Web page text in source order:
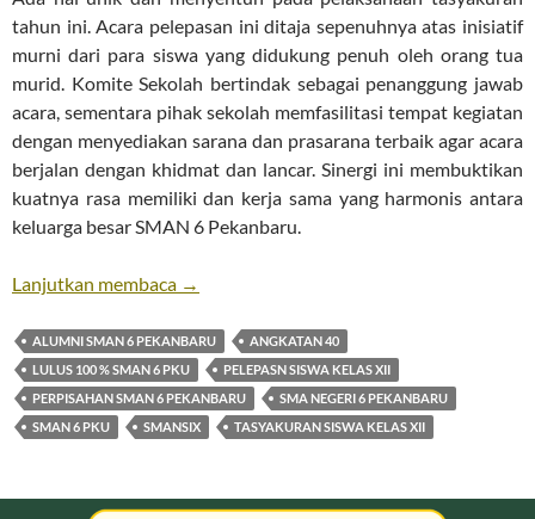
tahun ini. Acara pelepasan ini ditaja sepenuhnya atas inisiatif
murni dari para siswa yang didukung penuh oleh orang tua
murid. Komite Sekolah bertindak sebagai penanggung jawab
acara, sementara pihak sekolah memfasilitasi tempat kegiatan
dengan menyediakan sarana dan prasarana terbaik agar acara
berjalan dengan khidmat dan lancar. Sinergi ini membuktikan
kuatnya rasa memiliki dan kerja sama yang harmonis antara
keluarga besar SMAN 6 Pekanbaru.
Lanjutkan membaca Pelepasan Siswa kelas XII 2026
→
ALUMNI SMAN 6 PEKANBARU
ANGKATAN 40
LULUS 100 % SMAN 6 PKU
PELEPASN SISWA KELAS XII
PERPISAHAN SMAN 6 PEKANBARU
SMA NEGERI 6 PEKANBARU
SMAN 6 PKU
SMANSIX TASYAKURAN SISWA KELAS XII